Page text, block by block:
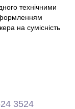
технічними
на сумісність
3524